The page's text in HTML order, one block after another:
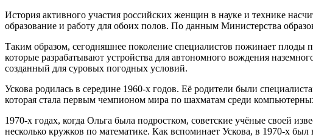
История активного участия российских женщин в науке и технике
образование и работу для обоих полов. По данным Министерства
Таким образом, сегодняшнее поколение специалистов пожинает плоды
которые разрабатывают устройства для автономного вождения
созданный для суровых погодных условий.
Ускова родилась в середине 1960-х годов. Её родители были
которая стала первым чемпионом мира по шахматам среди
1970-х годах, когда Ольга была подростком, советские учёные своей
несколько кружков по математике. Как вспоминает Ускова, в 1970-х был